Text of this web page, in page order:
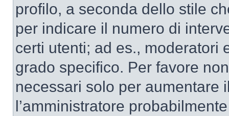
profilo, a seconda dello stile
per indicare il numero di
certi utenti; ad es., moderatori
grado specifico. Per favore
necessari solo per aumentare
l’amministratore